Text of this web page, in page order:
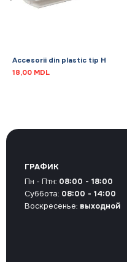
Accesorii din plastic tip H
18,00 MDL
ГРАФИК
Пн - Птн: 08:00 - 18:00
Суббота: 08:00 - 14:00
Воскресенье: выходной